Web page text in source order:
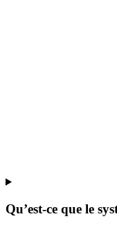
Qu’est-ce que le